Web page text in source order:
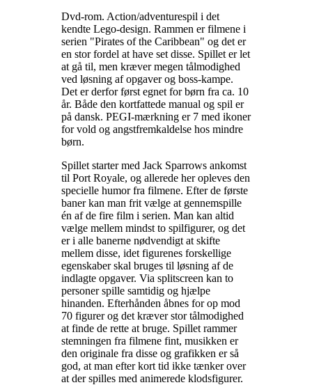
Dvd-rom. Action/adventurespil i det
kendte Lego-design. Rammen er filmene i
serien "Pirates of the Caribbean" og det er
en stor fordel at have set disse. Spillet er let
at gå til, men kræver megen tålmodighed
ved løsning af opgaver og boss-kampe.
Det er derfor først egnet for børn fra ca. 10
år. Både den kortfattede manual og spil er
på dansk. PEGI-mærkning er 7 med ikoner
for vold og angstfremkaldelse hos mindre
børn.
Spillet starter med Jack Sparrows ankomst
til Port Royale, og allerede her opleves den
specielle humor fra filmene. Efter de første
baner kan man frit vælge at gennemspille
én af de fire film i serien. Man kan altid
vælge mellem mindst to spilfigurer, og det
er i alle banerne nødvendigt at skifte
mellem disse, idet figurenes forskellige
egenskaber skal bruges til løsning af de
indlagte opgaver. Via splitscreen kan to
personer spille samtidig og hjælpe
hinanden. Efterhånden åbnes for op mod
70 figurer og det kræver stor tålmodighed
at finde de rette at bruge. Spillet rammer
stemningen fra filmene fint, musikken er
den originale fra disse og grafikken er så
god, at man efter kort tid ikke tænker over
at der spilles med animerede klodsfigurer.